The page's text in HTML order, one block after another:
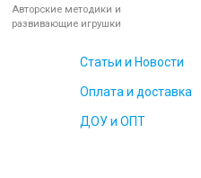
Авторские методики и
развивающие игрушки
Статьи и Новости
Оплата и доставка
ДОУ и ОПТ